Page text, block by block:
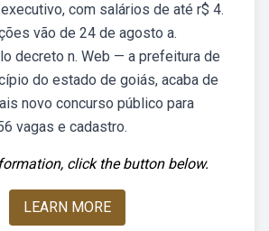
com salários de até r$ 4.
vão de 24 de agosto a.
decreto n. Web — a prefeitura de
do estado de goiás, acaba de
novo concurso público para
vagas e cadastro.
click the button below.
LEARN MORE